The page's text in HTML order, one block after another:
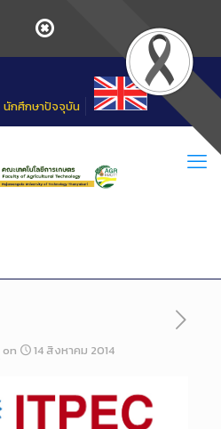
นักศึกษาปัจจุบัน
on 14 สิงหาคม 2014